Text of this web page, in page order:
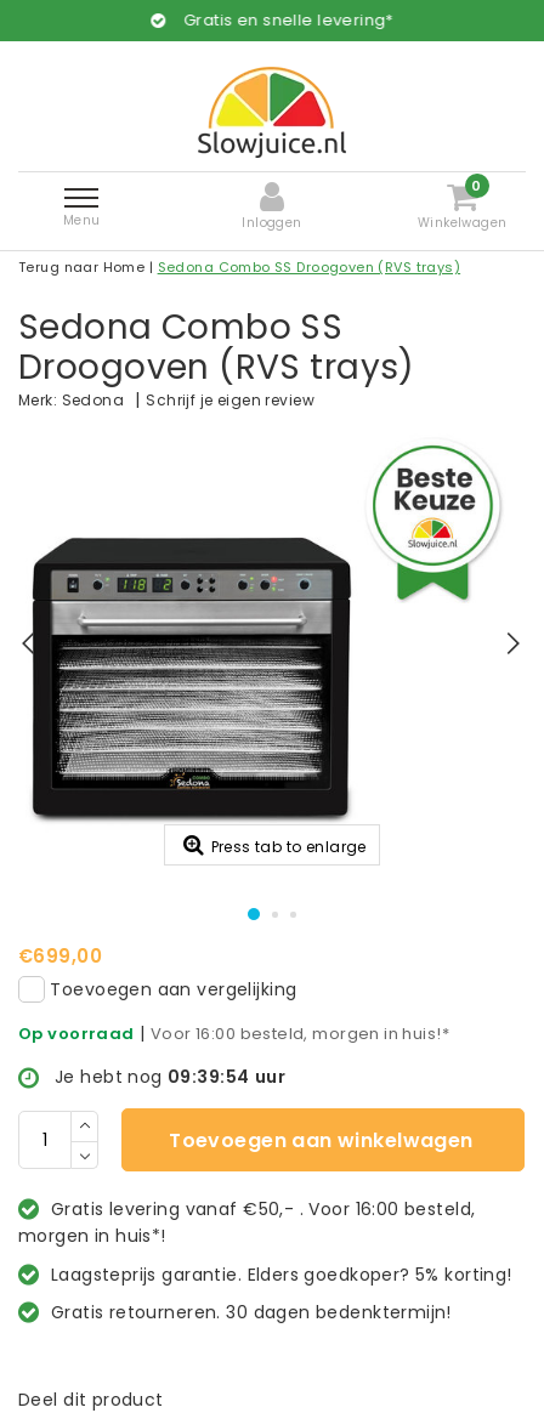
Gratis en snelle levering*
Menu Inloggen
0
Winkelwagen
Terug naar Home | Sedona Combo SS Droogoven (RVS trays)
Sedona Combo SS
Droogoven (RVS trays)
Merk: Sedona | Schrijf je eigen review
Press tab to enlarge
€699,00
Toevoegen aan vergelijking
Op voorraad | Voor 16:00 besteld, morgen in huis!*
Je hebt nog 09:39:53 uur
Toevoegen aan winkelwagen
Gratis levering vanaf €50,- . Voor 16:00 besteld,
morgen in huis*!
Laagsteprijs garantie. Elders goedkoper? 5% korting!
Gratis retourneren. 30 dagen bedenktermijn!
Deel dit product